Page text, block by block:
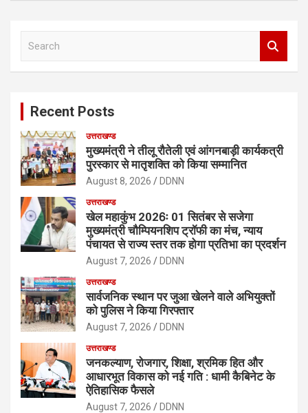
Recent Posts
उत्तराखण्ड
मुख्यमंत्री ने तीलू रौतेली एवं आंगनबाड़ी कार्यकत्री
पुरस्कार से मातृशक्ति को किया सम्मानित
August 8, 2026 DDNN
उत्तराखण्ड
खेल महाकुंभ 2026ः 01 सितंबर से सजेगा
मुख्यमंत्री चौम्पियनशिप ट्रॉफी का मंच, न्याय
पंचायत से राज्य स्तर तक होगा प्रतिभा का प्रदर्शन
August 7, 2026 DDNN
उत्तराखण्ड
सार्वजनिक स्थान पर जुआ खेलने वाले अभियुक्तों
को पुलिस ने किया गिरफ्तार
August 7, 2026 DDNN
उत्तराखण्ड
जनकल्याण, रोजगार, शिक्षा, श्रमिक हित और
आधारभूत विकास को नई गति : धामी कैबिनेट के
ऐतिहासिक फैसले
August 7, 2026 DDNN